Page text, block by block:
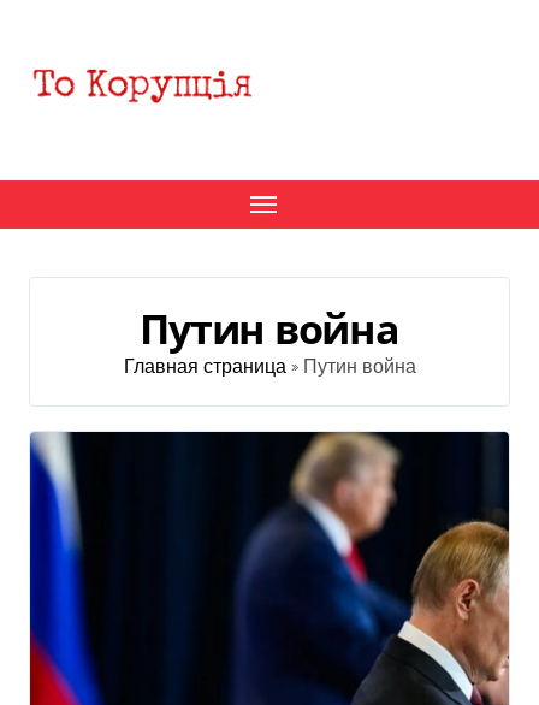
содержанию
Путин война
Главная страница» Путин война